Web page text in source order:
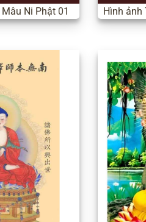
Ni Phật 01 Hình ảnh